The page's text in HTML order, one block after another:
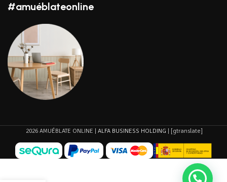
#amuéblateonline
2026 AMUÉBLATE ONLINE | ALFA BUSINESS HOLDING | [gtranslate]